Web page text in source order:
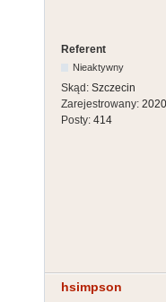
Referent
Nieaktywny
Skąd: Szczecin
Zarejestrowany:
Posty: 414
hsimpson